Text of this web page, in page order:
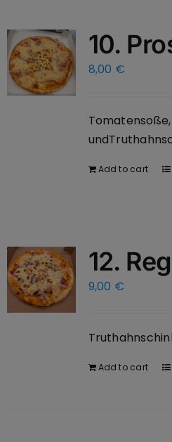
10.
8,00 €
Tomatensoße,
Add to cart
12.
9,00 €
Add to cart